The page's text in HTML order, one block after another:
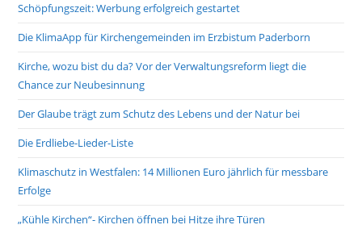
Schöpfungszeit: Werbung erfolgreich gestartet
Die KlimaApp für Kirchengemeinden im Erzbistum Paderborn
Kirche, wozu bist du da? Vor der Verwaltungsreform liegt die
Chance zur Neubesinnung
Der Glaube trägt zum Schutz des Lebens und der Natur bei
Die Erdliebe-Lieder-Liste
Klimaschutz in Westfalen: 14 Millionen Euro jährlich für messbare
Erfolge
„Kühle Kirchen“- Kirchen öffnen bei Hitze ihre Türen